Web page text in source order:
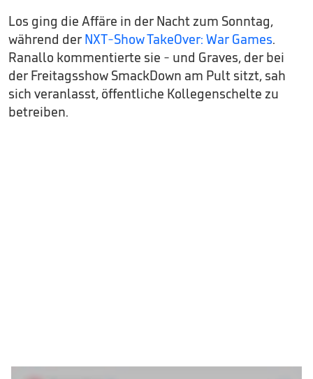
Los ging die Affäre in der Nacht zum Sonntag,
während der NXT-Show TakeOver: War Games.
Ranallo kommentierte sie - und Graves, der bei
der Freitagsshow SmackDown am Pult sitzt, sah
sich veranlasst, öffentliche Kollegenschelte zu
betreiben.